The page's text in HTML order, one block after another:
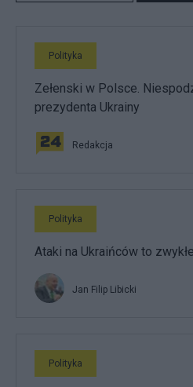
Polityka
Zełenski w Polsce.
prezydenta Ukrainy
Redakcja
Polityka
Ataki na Ukraińców to
Jan Filip Libicki
Polityka